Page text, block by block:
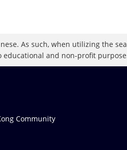
As such, when utilizing the
educational and non-profit
Community